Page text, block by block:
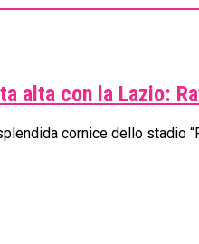
alta con la Lazio:
cornice dello stadio